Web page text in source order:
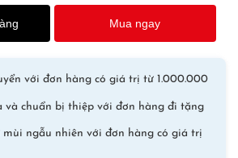
Mua ngay
với đơn hàng có giá trị từ 1.000.000
và chuẩn bị thiệp với đơn hàng đi tặng
mùi ngẫu nhiên với đơn hàng có giá trị